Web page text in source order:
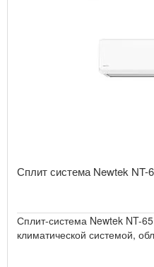
Сплит система Newtek NT-
Сплит-система Newtek NT-
климатической системой,